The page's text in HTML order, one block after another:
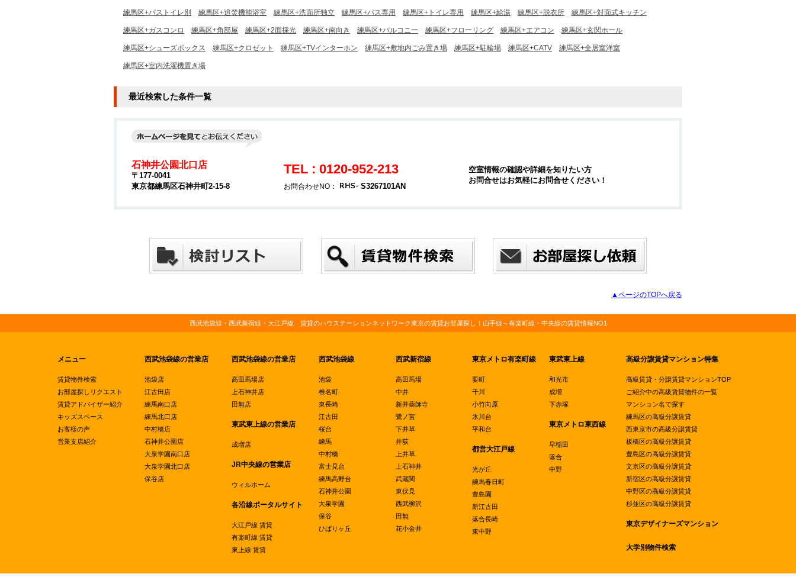
練馬区+バストイレ別 練馬区+追焚機能浴室 練馬区+洗面所独立 練馬区+バス専用 練馬区+トイレ専用 練馬区+給湯 練馬区+脱衣所 練馬区+対面式キッチン
練馬区+ガスコンロ 練馬区+角部屋 練馬区+2面採光 練馬区+南向き 練馬区+バルコニー 練馬区+フローリング 練馬区+エアコン 練馬区+玄関ホール
練馬区+シューズボックス 練馬区+クロゼット 練馬区+TVインターホン 練馬区+敷地内ごみ置き場 練馬区+駐輪場 練馬区+CATV 練馬区+全居室洋室
練馬区+室内洗濯機置き場
最近検索した条件一覧
石神井公園北口店
〒177-0041
東京都練馬区石神井町2-15-8
TEL : 0120-952-213
お問合わせNO： S3267101AN
空室情報の確認や詳細を知りたい方
お問合せはお気軽にお問合せください！
▲ページのTOPへ戻る
西武池袋線・西武新宿線・大江戸線 賃貸のハウステーションネットワーク東京の賃貸お部屋探し！山手線～有楽町線・中央線の賃貸情報NO1
メニュー
賃貸物件検索
お部屋探しリクエスト
賃貸アドバイザー紹介
キッズスペース
お客様の声
営業支店紹介
西武池袋線の営業店
池袋店
江古田店
練馬南口店
練馬北口店
中村橋店
石神井公園店
大泉学園南口店
大泉学園北口店
保谷店
西武池袋線の営業店
高田馬場店
上石神井店
田無店
東武東上線の営業店
成増店
JR中央線の営業店
ウィルホーム
各沿線ポータルサイト
大江戸線 賃貸
有楽町線 賃貸
東上線 賃貸
西武池袋線
池袋
椎名町
東長崎
江古田
桜台
練馬
中村橋
富士見台
練馬高野台
石神井公園
大泉学園
保谷
ひばりヶ丘
西武新宿線
高田馬場
中井
新井薬師寺
鷺ノ宮
下井草
井荻
上井草
上石神井
武蔵関
東伏見
西武柳沢
田無
花小金井
東京メトロ有楽町線
要町
千川
小竹向原
氷川台
平和台
都営大江戸線
光が丘
練馬春日町
豊島園
新江古田
落合長崎
東中野
東武東上線
和光市
成増
下赤塚
東京メトロ東西線
早稲田
落合
中野
高級分譲賃貸マンション特集
高級賃貸・分譲賃貸マンションTOP
ご紹介中の高級賃貸物件の一覧
マンション名で探す
練馬区の高級分譲賃貸
西東京市の高級分譲賃貸
板橋区の高級分譲賃貸
豊島区の高級分譲賃貸
文京区の高級分譲賃貸
新宿区の高級分譲賃貸
中野区の高級分譲賃貸
杉並区の高級分譲賃貸
東京デザイナーズマンション
大学別物件検索